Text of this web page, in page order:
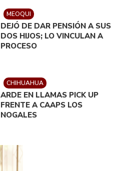
MEOQUI
DEJÓ DE DAR PENSIÓN A SUS
DOS HIJOS; LO VINCULAN A
PROCESO
CHIHUAHUA
ARDE EN LLAMAS PICK UP
FRENTE A CAAPS LOS
NOGALES